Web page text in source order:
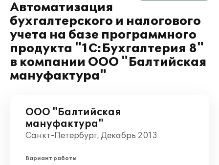
Автоматизация
бухгалтерского и налогового
учета на базе программного
продукта "1С:Бухгалтерия 8"
в компании ООО "Балтийская
мануфактура"
ООО "Балтийская
мануфактура"
Санкт-Петербург, Декабрь 2013
Вариант работы